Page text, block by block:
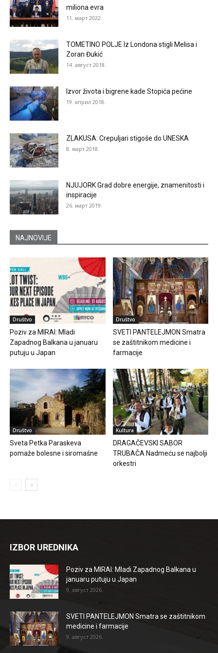
miliona evra
11. март 2022.
TOMETINO POLJE Iz Londona stigli Melisa i
Zoran Đukić
14. август 2018.
Izvor života i bigrene kade Stopića pećine
19. април 2018.
ZLAKUSA: Crepuljari stigoše do UNESKA
8. март 2018.
NJUJORK Grad dobre energije, znamenitosti i
inspiracije
26. март 2019.
NAJNOVIJE
Društvo
Poziv za MIRAI: Mladi
Zapadnog Balkana u januaru
putuju u Japan
Društvo
SVETI PANTELEJMON Smatra
se zaštitnikom medicine i
farmacije
Društvo
Sveta Petka Paraskeva
pomaže bolesne i siromašne
Kultura
DRAGAČEVSKI SABOR
TRUBAČA Nadmeću se najbolji
orkestri
IZBOR UREDNIKA
Poziv za MIRAI: Mladi Zapadnog Balkana u
januaru putuju u Japan
9. август 2026.
SVETI PANTELEJMON Smatra se zaštitnikom
medicine i farmacije
9. август 2026.